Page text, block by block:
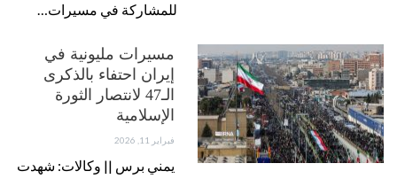
للمشاركة في مسيرات…
مسيرات مليونية في
إيران احتفاء بالذكرى
الـ47 لانتصار الثورة
الإسلامية
فبراير 11, 2026
يمني برس || وكالات: شهدت